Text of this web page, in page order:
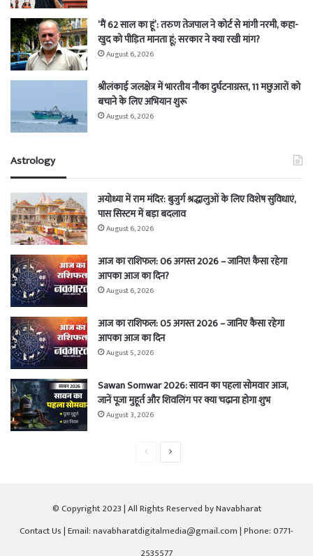
‘मैं 62 साल का हूं’: तरुण तेजपाल ने कोर्ट से मांगी नरमी, कहा-
खुद को पीड़ित मानता हूं; सरकार ने क्या रखी मांग?
August 6, 2026
श्रीलंकाई जलक्षेत्र में भारतीय नौका दुर्घटनाग्रस्त, 11 मछुआरों को
बचाने के लिए अभियान शुरू
August 6, 2026
Astrology
अयोध्या में राम मंदिर: बुजुर्ग श्रद्धालुओं के लिए विशेष सुविधाएं,
पास सिस्टम में बड़ा बदलाव
August 6, 2026
आज का राशिफल: 06 अगस्त 2026 – जानिए! कैसा रहेगा
आपका आज का दिन?
August 6, 2026
आज का राशिफल: 05 अगस्त 2026 – जानिए कैसा रहेगा
आपका आज का दिन
August 5, 2026
Sawan Somwar 2026: सावन का पहला सोमवार आज,
जानें पूजा मुहूर्त और शिवलिंग पर क्या चढ़ाना होगा शुभ
August 3, 2026
PreviousNext
© Copyright 2023 | All Rights Reserved by Navabharat
Contact Us| Email: navabharatdigitalmedia@gmail.com | Phone: 0771-